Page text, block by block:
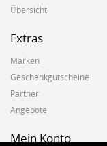
Übersicht
Extras
Marken
Geschenkgutscheine
Partner
Angebote
Mein Konto